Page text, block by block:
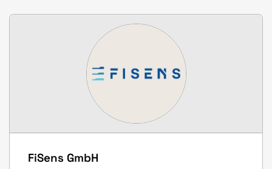
FiSens GmbH